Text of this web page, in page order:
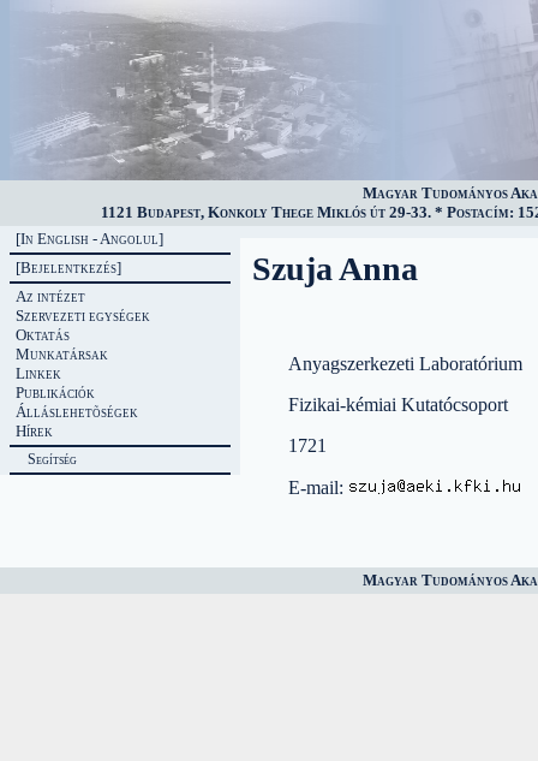
Magyar Tudományos
1121 Budapest, Konkoly Thege Miklós út 29-33. * Postacím:
[In English - Angolul]
[Bejelentkezés]
Az intézet
Szervezeti egységek
Oktatás
Munkatársak
Linkek
Publikációk
Álláslehetõségek
Hírek
Segítség
Szuja Anna
Anyagszerkezeti Laboratórium
Fizikai-kémiai Kutatócsoport
1721
E-mail:
Magyar Tudományos